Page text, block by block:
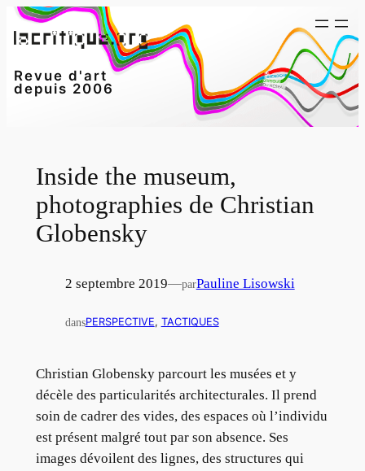
Aller
au
Revue d'art
depuis 2006
Inside the museum,
photographies de Christian
Globensky
2 septembre 2019—parPauline Lisowski
dansPERSPECTIVE, TACTIQUES
Christian Globensky parcourt les musées et y
décèle des particularités architecturales. Il prend
soin de cadrer des vides, des espaces où l’individu
est présent malgré tout par son absence. Ses
images dévoilent des lignes, des structures qui